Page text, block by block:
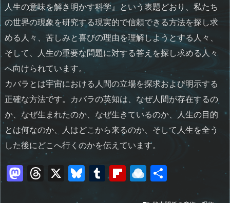
人生の意味を解き明かす科学』という表題どおり、私たち
の世界の現象を研究する現実的で信頼できる方法を探し求
める人々、苦しみと喜びの理由を理解しようとする人々、
そして、人生の重要な問題に対する答えを探し求める人々
へ向けられています。
カバラとは宇宙における人間の立場を探求および明示する
正確な方法です。カバラの英知は、なぜ人間が存在するの
か、なぜ生まれたのか、なぜ生きているのか、人生の目的
とは何なのか、人はどこから来るのか、そして人生を全う
した後にどこへ行くのかを伝えています。
M T X Bl T Fl R
ai